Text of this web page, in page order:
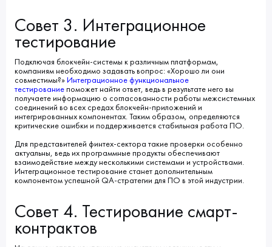
Совет 3. Интеграционное
тестирование
Подключая блокчейн-системы к различным платформам,
компаниям необходимо задавать вопрос: «Хорошо ли они
совместимы?»Интеграционное функциональное
тестированиепоможет найти ответ, ведь в результате него вы
получаете информацию о согласованности работы межсистемных
соединений во всех средах блокчейн-приложений и
интегрированных компонентах. Таким образом, определяются
критические ошибки и поддерживается стабильная работа ПО.
Для представителей финтех-сектора такие проверки особенно
актуальны, ведь их программные продукты обеспечивают
взаимодействие между несколькими системами и устройствами.
Интеграционное тестирование станет дополнительным
компонентом успешной QA-стратегии для ПО в этой индустрии.
Совет 4. Тестирование смарт-
контрактов